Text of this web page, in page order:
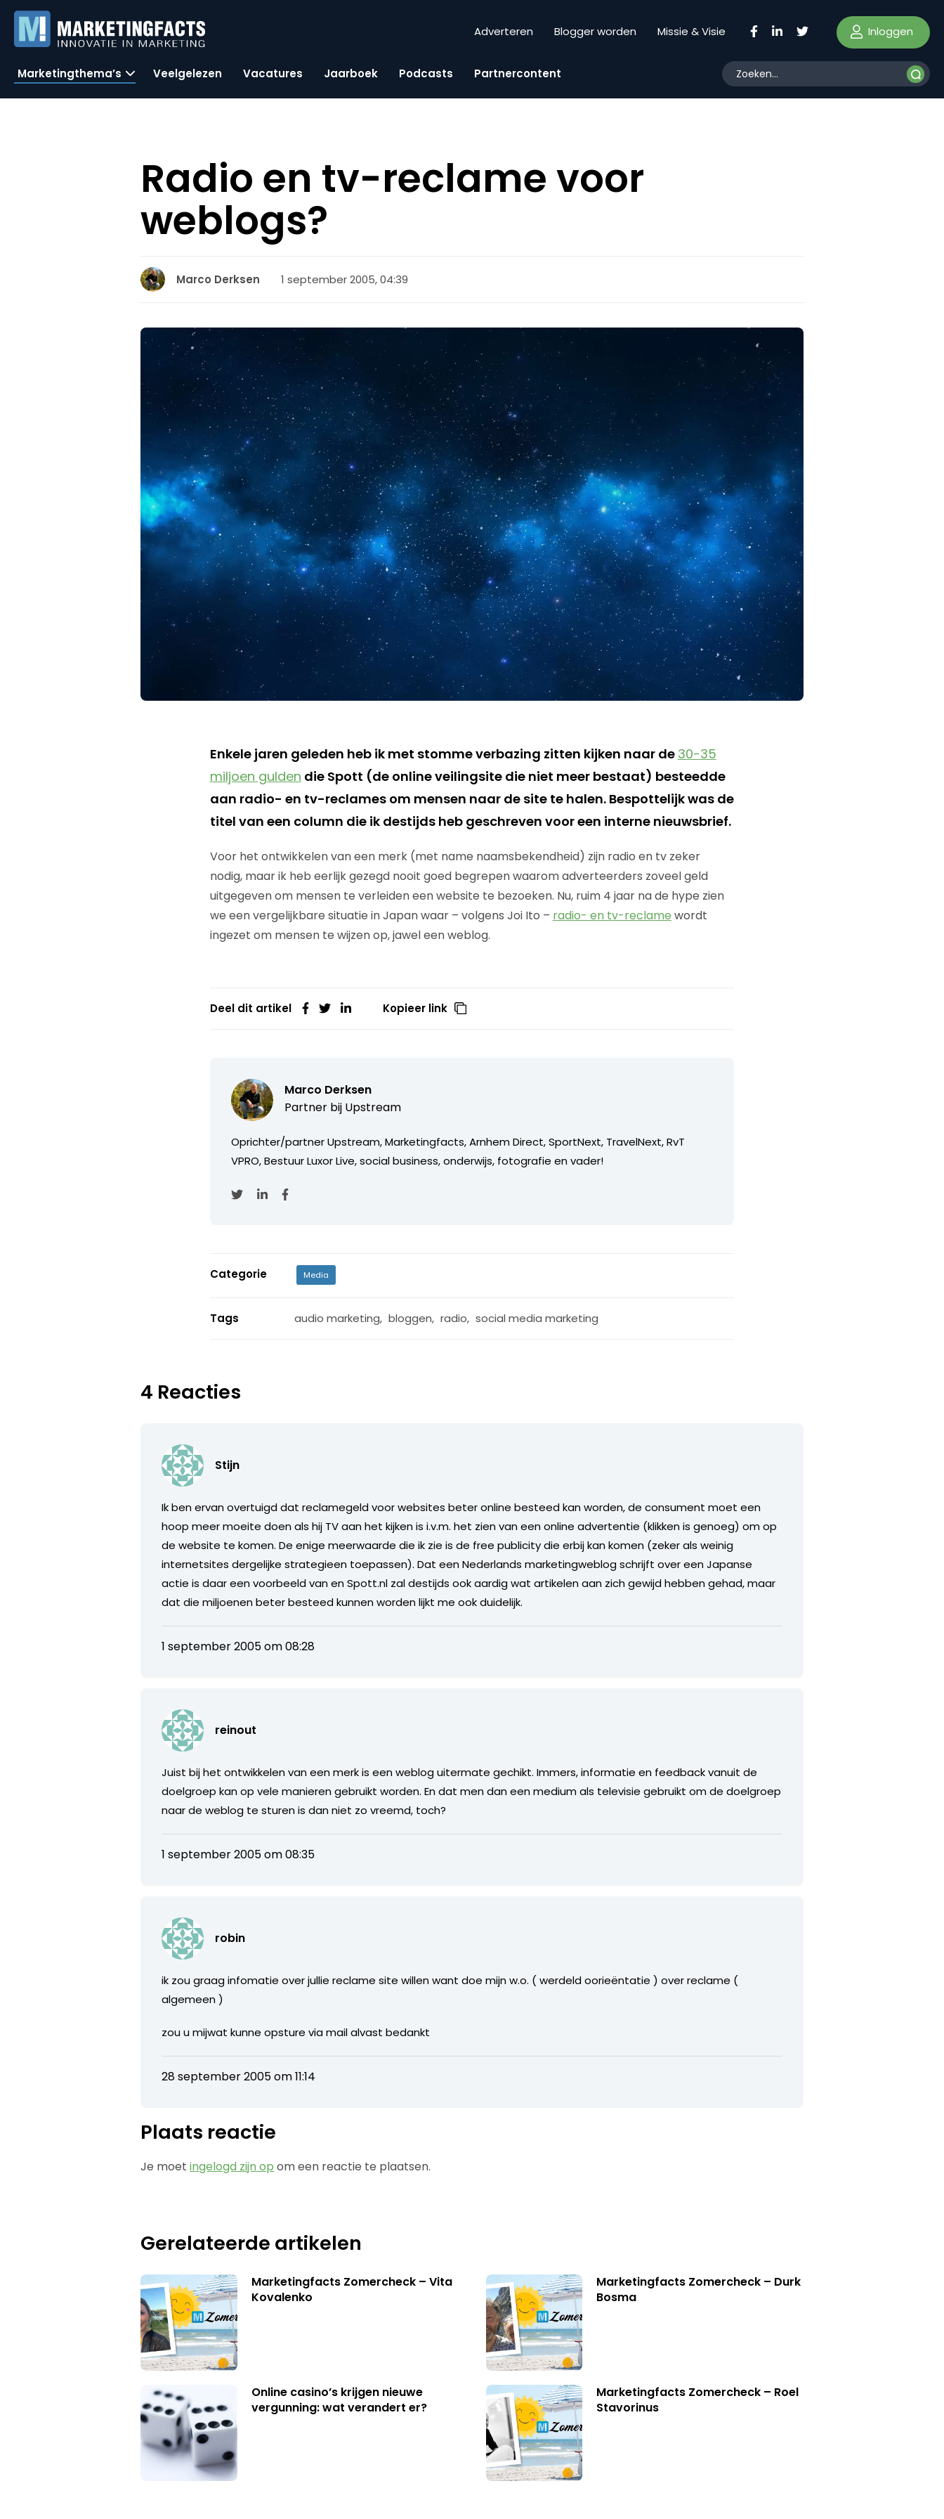
Adverteren Blogger worden Missie & Visie Inloggen
Marketingthema’s Veelgelezen Vacatures Jaarboek Podcasts Partnercontent
Radio en tv-reclame voor
weblogs?
Marco Derksen 1 september 2005, 04:39
Enkele jaren geleden heb ik met stomme verbazing zitten kijken naar de 30-35
miljoen gulden die Spott (de online veilingsite die niet meer bestaat) besteedde
aan radio- en tv-reclames om mensen naar de site te halen. Bespottelijk was de
titel van een column die ik destijds heb geschreven voor een interne nieuwsbrief.
Voor het ontwikkelen van een merk (met name naamsbekendheid) zijn radio en tv zeker
nodig, maar ik heb eerlijk gezegd nooit goed begrepen waarom adverteerders zoveel geld
uitgegeven om mensen te verleiden een website te bezoeken. Nu, ruim 4 jaar na de hype zien
we een vergelijkbare situatie in Japan waar – volgens Joi Ito – radio- en tv-reclame wordt
ingezet om mensen te wijzen op, jawel een weblog.
Deel dit artikel Kopieer link
Marco Derksen
Partner bij Upstream
Oprichter/partner Upstream, Marketingfacts, Arnhem Direct, SportNext, TravelNext, RvT
VPRO, Bestuur Luxor Live, social business, onderwijs, fotografie en vader!
Categorie Media
Tags audio marketing, bloggen, radio, social media marketing
4 Reacties
Stijn
Ik ben ervan overtuigd dat reclamegeld voor websites beter online besteed kan worden, de consument moet een
hoop meer moeite doen als hij TV aan het kijken is i.v.m. het zien van een online advertentie (klikken is genoeg) om op
de website te komen. De enige meerwaarde die ik zie is de free publicity die erbij kan komen (zeker als weinig
internetsites dergelijke strategieen toepassen). Dat een Nederlands marketingweblog schrijft over een Japanse
actie is daar een voorbeeld van en Spott.nl zal destijds ook aardig wat artikelen aan zich gewijd hebben gehad, maar
dat die miljoenen beter besteed kunnen worden lijkt me ook duidelijk.
1 september 2005 om 08:28
reinout
Juist bij het ontwikkelen van een merk is een weblog uitermate gechikt. Immers, informatie en feedback vanuit de
doelgroep kan op vele manieren gebruikt worden. En dat men dan een medium als televisie gebruikt om de doelgroep
naar de weblog te sturen is dan niet zo vreemd, toch?
1 september 2005 om 08:35
robin
ik zou graag infomatie over jullie reclame site willen want doe mijn w.o. ( werdeld oorieëntatie ) over reclame (
algemeen )
zou u mijwat kunne opsture via mail alvast bedankt
28 september 2005 om 11:14
Plaats reactie
Je moetingelogd zijn op om een reactie te plaatsen.
Gerelateerde artikelen
Marketingfacts Zomercheck – Vita
Kovalenko
Marketingfacts Zomercheck – Durk
Bosma
Online casino’s krijgen nieuwe
vergunning: wat verandert er?
Marketingfacts Zomercheck – Roel
Stavorinus